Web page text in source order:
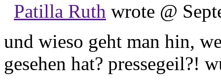
Patilla Ruth wrote @
und wieso geht man hin,
gesehen hat? pressegeil?!